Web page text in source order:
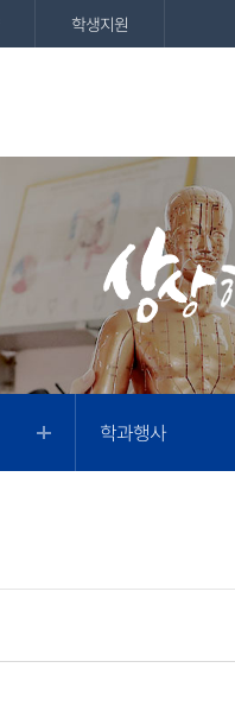
학생지원
학과행사